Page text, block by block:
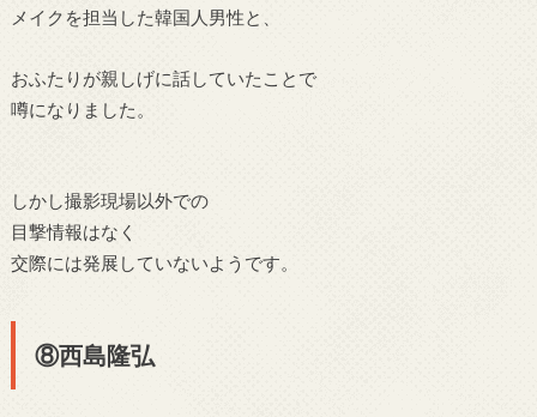
メイクを担当した韓国人男性と、
おふたりが親しげに話していたことで
噂になりました。
しかし撮影現場以外での
目撃情報はなく
交際には発展していないようです。
⑧西島隆弘